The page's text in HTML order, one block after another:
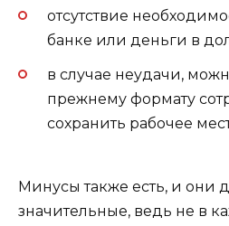
отсутствие
банке или деньги в
в случае неудачи,
прежнему формату
сохранить рабочее
Минусы также есть, и они
значительные, ведь не в